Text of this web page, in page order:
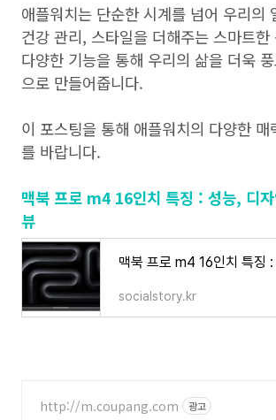
애플워치는 단순한 시계를 넘어 우리의
건강 관리, 스타일을 더해주는 스마트한
다양한 기능을 통해 우리의 삶을 더욱
으로 만들어줍니다.
이 포스팅을 통해 애플워치의 다양한 매
를 바랍니다.
맥북 프로 m4 16인치 특징 : 성능, 디
뷰
socialstory.kr
http://m.coupang.com 광고